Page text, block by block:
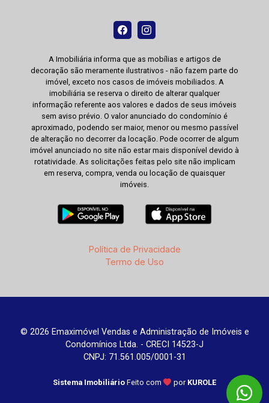
A Imobiliária informa que as mobílias e artigos de
decoração são meramente ilustrativos - não fazem parte do
imóvel, exceto nos casos de imóveis mobiliados. A
imobiliária se reserva o direito de alterar qualquer
informação referente aos valores e dados de seus imóveis
sem aviso prévio. O valor anunciado do condomínio é
aproximado, podendo ser maior, menor ou mesmo passível
de alteração no decorrer da locação. Pode ocorrer de algum
imóvel anunciado no site não estar mais disponível devido à
rotatividade. As solicitações feitas pelo site não implicam
em reserva, compra, venda ou locação de quaisquer
imóveis.
Política de Privacidade
Termo de Uso
© 2026 Emaximóvel Vendas e Administração de Imóveis e
Condomínios Ltda. - CRECI 14523-J
CNPJ: 71.561.005/0001-31
Sistema Imobiliário Feito com por KUROLE